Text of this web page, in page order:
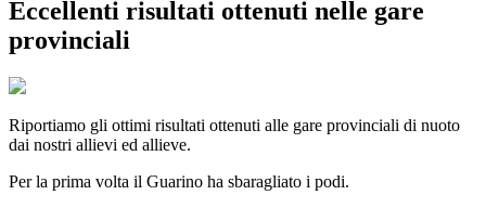
Eccellenti risultati ottenuti nelle gare
provinciali
Riportiamo gli ottimi risultati ottenuti alle gare provinciali di nuoto
dai nostri allievi ed allieve.
Per la prima volta il Guarino ha sbaragliato i podi.